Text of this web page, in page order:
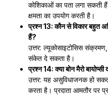
कोशिकाओं का पता लगा सकती
क्षमता का उपयोग करती है।
प्रश्न 13: कौन से विकार बहुत
हैं?
उत्तर: ल्यूकोसाइटोसिस
संकेत दे सकता है।
प्रश्न 14: क्या बोन मैरो बायोप्सी
उत्तर: यह असुविधाजनक हो
करता है। प्रदाता आमतौर पर